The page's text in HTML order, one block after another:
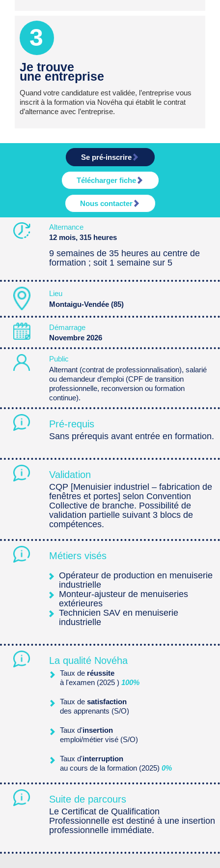
3
Je trouve
une entreprise
Quand votre candidature est validée, l’entreprise vous
inscrit à la formation via Novéha qui établit le contrat
d’alternance avec l’entreprise.
Se pré-inscrire
Télécharger fiche
Nous contacter
Alternance
12 mois, 315 heures
9 semaines de 35 heures au centre de
formation ; soit 1 semaine sur 5
Lieu
Montaigu-Vendée (85)
Démarrage
Novembre 2026
Public
Alternant (contrat de professionnalisation), salarié
ou demandeur d’emploi (CPF de transition
professionnelle, reconversion ou formation
continue).
Pré-requis
Sans prérequis avant entrée en formation.
Validation
CQP [Menuisier industriel – fabrication de
fenêtres et portes] selon Convention
Collective de branche. Possibilité de
validation partielle suivant 3 blocs de
compétences.
Métiers visés
Opérateur de production en menuiserie
industrielle
Monteur-ajusteur de menuiseries
extérieures
Technicien SAV en menuiserie
industrielle
La qualité Novéha
Taux de réussite
à l'examen (2025 )100%
Taux desatisfaction
des apprenants (S/O)
Taux d'insertion
emploi/métier visé (S/O)
Taux d'interruption
au cours de la formation (2025)0%
Suite de parcours
Le Certificat de Qualification
Professionnelle est destiné à une insertion
professionnelle immédiate.